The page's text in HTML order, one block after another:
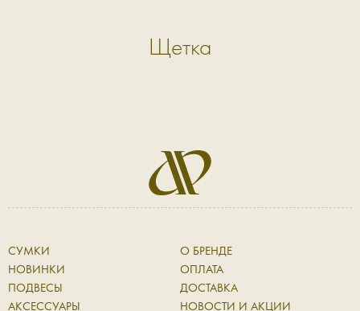
Щетка
СУМКИ
НОВИНКИ
ПОДВЕСЫ
АКСЕССУАРЫ
О БРЕНДЕ
ОПЛАТА
ДОСТАВКА
НОВОСТИ И АКЦИИ